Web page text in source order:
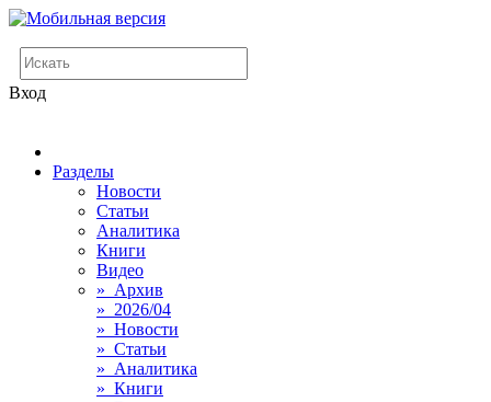
Вход
Разделы
Новости
Статьи
Аналитика
Книги
Видео
» Архив
» 2026/04
» Новости
» Статьи
» Аналитика
» Книги